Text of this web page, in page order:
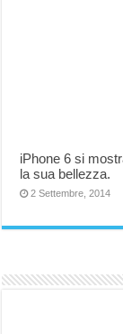
iPhone 6 si
la sua bellezza.
2 Settembre, 2014